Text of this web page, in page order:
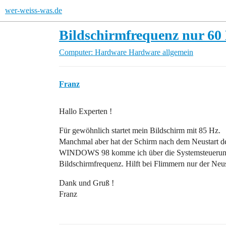
wer-weiss-was.de
Bildschirmfrequenz nur 60
Computer: Hardware Hardware allgemein
Franz
Hallo Experten !
Für gewöhnlich startet mein Bildschirm mit 85 Hz.
Manchmal aber hat der Schirm nach dem Neustart
WINDOWS 98 komme ich über die
Bildschirmfrequenz. Hilft bei Flimmern nur der
Dank und Gruß !
Franz